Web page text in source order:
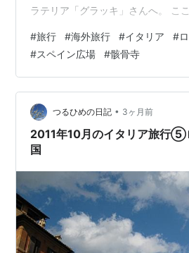
ラテリア「グラッキ」さんへ。 こ
あるらしい。 私は、シチリア島ブ
とバニラだっけな。 クニパはダブ
しらん！？ とても美味しい😋👍 ま
したジェラートでした。 それから
場まで歩いても10分ほどの近さ。
ゃ～の人の多さ！…
#旅行 #海外旅行 #イタリア #
#スペイン広場 #骸骨寺
つるひめの日記 • 3ヶ月前
2011年10月のイタリア旅行⑤
国